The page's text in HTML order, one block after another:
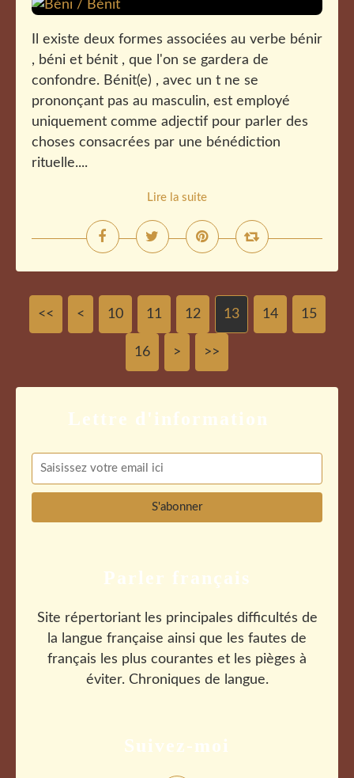
Il existe deux formes associées au verbe bénir
, béni et bénit , que l'on se gardera de
confondre. Bénit(e) , avec un t ne se
prononçant pas au masculin, est employé
uniquement comme adjectif pour parler des
choses consacrées par une bénédiction
rituelle....
Lire la suite
<< < 10 11 12 13 14 15
16 > >>
Suivez-moi
Parler français
Site répertoriant les principales difficultés de
la langue française ainsi que les fautes de
français les plus courantes et les pièges à
éviter. Chroniques de langue.